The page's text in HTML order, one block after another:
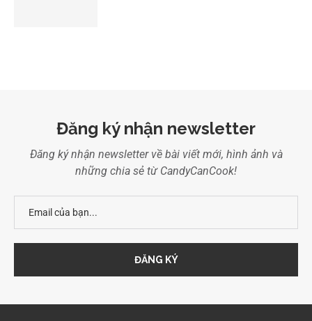
Đăng ký nhận newsletter
Đăng ký nhận newsletter về bài viết mới, hình ảnh và
những chia sẻ từ CandyCanCook!